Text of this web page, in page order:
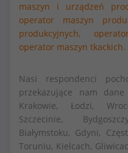
maszyn i urządzeń
operator maszyn
produkcyjnych,
operator maszyn tkackich.
Nasi respondenci
przekazujące nam
Krakowie, Łodzi,
Szczecinie,
Białymstoku, Gdyni,
Toruniu, Kielcach,